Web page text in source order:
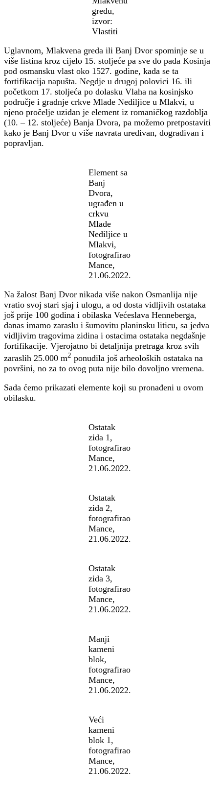
gredu,
izvor:
Vlastiti
Uglavnom, Mlakvena greda ili Banj Dvor spominje se u
više listina kroz cijelo 15. stoljeće pa sve do pada Kosinja
pod osmansku vlast oko 1527. godine, kada se ta
fortifikacija napušta. Negdje u drugoj polovici 16. ili
početkom 17. stoljeća po dolasku Vlaha na kosinjsko
područje i gradnje crkve Mlade Nediljice u Mlakvi, u
njeno pročelje uzidan je element iz romaničkog razdoblja
(10. – 12. stoljeće) Banja Dvora, pa možemo pretpostaviti
kako je Banj Dvor u više navrata uređivan, dograđivan i
popravljan.
Element sa
Banj
Dvora,
ugrađen u
crkvu
Mlade
Nediljice u
Mlakvi,
fotografirao
Mance,
21.06.2022.
Na žalost Banj Dvor nikada više nakon Osmanlija nije
vratio svoj stari sjaj i ulogu, a od dosta vidljivih ostataka
još prije 100 godina i obilaska Većeslava Henneberga,
danas imamo zaraslu i šumovitu planinsku liticu, sa jedva
vidljivim tragovima zidina i ostacima ostataka negdašnje
fortifikacije. Vjerojatno bi detaljnija pretraga kroz svih
zaraslih 25.000 m2 ponudila još arheoloških ostataka na
površini, no za to ovog puta nije bilo dovoljno vremena.
Sada ćemo prikazati elemente koji su pronađeni u ovom
obilasku.
Ostatak
zida 1,
fotografirao
Mance,
21.06.2022.
Ostatak
zida 2,
fotografirao
Mance,
21.06.2022.
Ostatak
zida 3,
fotografirao
Mance,
21.06.2022.
Manji
kameni
blok,
fotografirao
Mance,
21.06.2022.
Veći
kameni
blok 1,
fotografirao
Mance,
21.06.2022.